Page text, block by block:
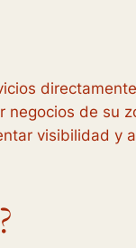
negocios de su
visibilidad y